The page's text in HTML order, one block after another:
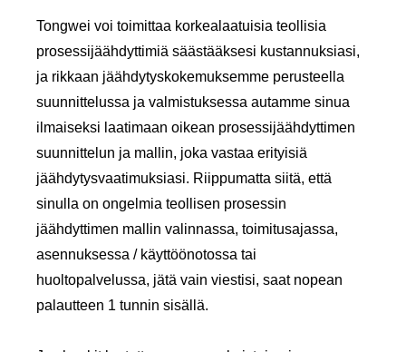
Tongwei voi toimittaa korkealaatuisia teollisia
prosessijäähdyttimiä säästääksesi kustannuksiasi,
ja rikkaan jäähdytyskokemuksemme perusteella
suunnittelussa ja valmistuksessa autamme sinua
ilmaiseksi laatimaan oikean prosessijäähdyttimen
suunnittelun ja mallin, joka vastaa erityisiä
jäähdytysvaatimuksiasi. Riippumatta siitä, että
sinulla on ongelmia teollisen prosessin
jäähdyttimen mallin valinnassa, toimitusajassa,
asennuksessa / käyttöönotossa tai
huoltopalvelussa, jätä vain viestisi, saat nopean
palautteen 1 tunnin sisällä.